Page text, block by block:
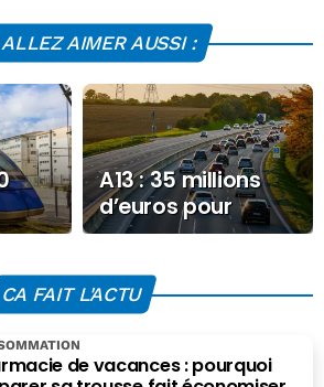
ALLEZ AIMER AUSSI :
A13 : 35 millions
d’euros pour
sécuriser le tunnel
sans freiner le
Grand Paris
CA FAIT L'ACTU
de vacances : pourquoi